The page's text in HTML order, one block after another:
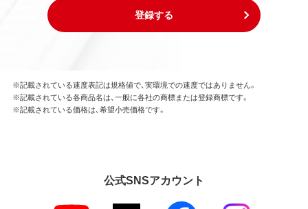
登録する
※記載されている速度表記は規格値で、実環境での速度ではありません。
※記載されている各商品名は、一般に各社の商標または登録商標です。
※記載されている価格は、希望小売価格です。
公式SNSアカウント